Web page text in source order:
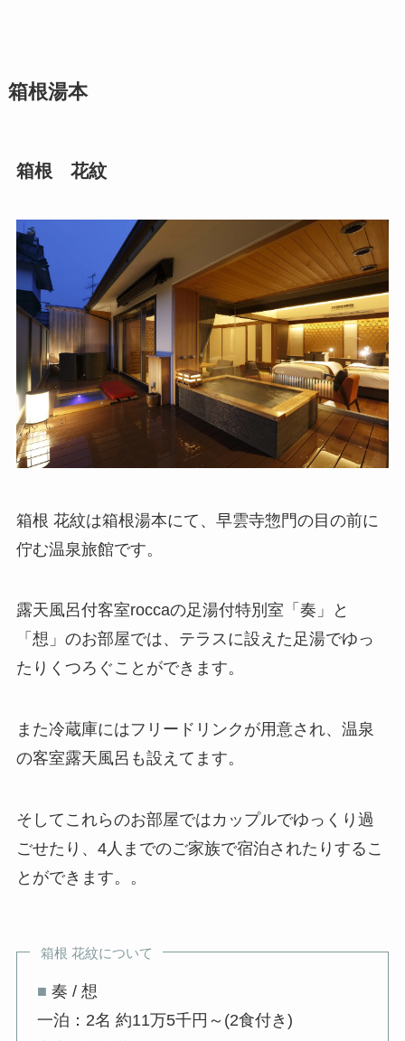
箱根湯本
箱根 花紋
箱根 花紋は箱根湯本にて、早雲寺惣門の目の前に
佇む温泉旅館です。
露天風呂付客室roccaの足湯付特別室「奏」と
「想」のお部屋では、テラスに設えた足湯でゆっ
たりくつろぐことができます。
また冷蔵庫にはフリードリンクが用意され、温泉
の客室露天風呂も設えてます。
そしてこれらのお部屋ではカップルでゆっくり過
ごせたり、4人までのご家族で宿泊されたりするこ
とができます。。
箱根 花紋について
■ 奏 / 想
一泊：2名 約11万5千円～(2食付き)